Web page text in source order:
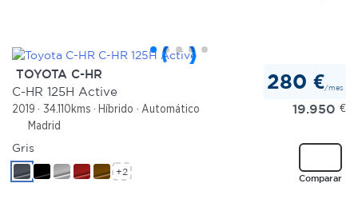
TOYOTA C-HR
C-HR 125H Active
2019 34.110kms Híbrido
Automático
Madrid
280 €/mes
19.950 €
Comparar
Gris
+2